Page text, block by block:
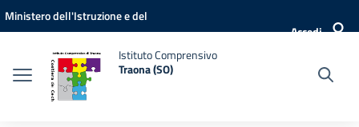
Vai ai contenuti
Vai al menu di navigazione
Vai al footer
Ministero dell'Istruzione e del
Accedi
Istituto Comprensivo
Traona (SO)